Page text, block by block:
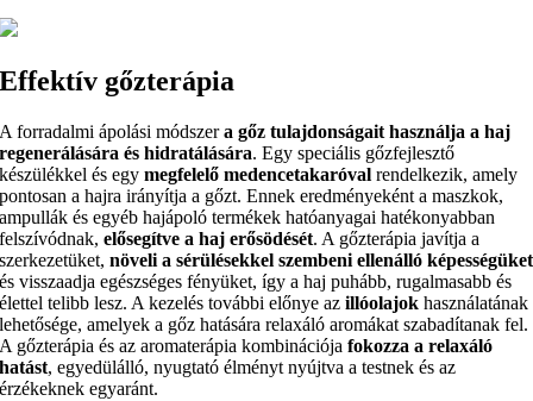
Effektív gőzterápia
A forradalmi ápolási módszera gőz tulajdonságait használja a haj
regenerálására és hidratálására. Egy speciális gőzfejlesztő
készülékkel és egymegfelelő medencetakaróval rendelkezik, amely
pontosan a hajra irányítja a gőzt. Ennek eredményeként a maszkok,
ampullák és egyéb hajápoló termékek hatóanyagai hatékonyabban
felszívódnak,elősegítve a haj erősödését. A gőzterápia javítja a
szerkezetüket,növeli a sérülésekkel szembeni ellenálló képességüket
és visszaadja egészséges fényüket, így a haj puhább, rugalmasabb és
élettel telibb lesz. A kezelés további előnye azillóolajok használatának
lehetősége, amelyek a gőz hatására relaxáló aromákat szabadítanak fel.
A gőzterápia és az aromaterápia kombinációjafokozza a relaxáló
hatást, egyedülálló, nyugtató élményt nyújtva a testnek és az
érzékeknek egyaránt.